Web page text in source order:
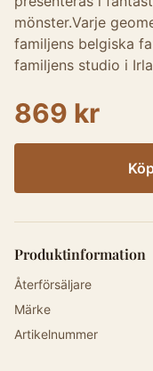
mönster.Varje
familjens belgiska
familjens studio i
869 kr
Produktinformation
Återförsäljare
Märke
Artikelnummer